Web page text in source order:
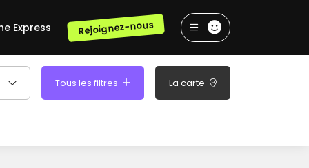
Express Rejoignez-nous
Tous les filtres La carte